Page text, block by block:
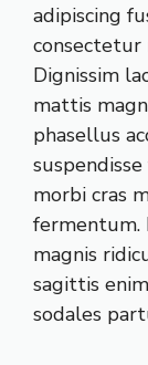
adipiscing
consectetur
Dignissim
mattis
phasellus
morbi cras
fermentum.
magnis
sagittis
sodales